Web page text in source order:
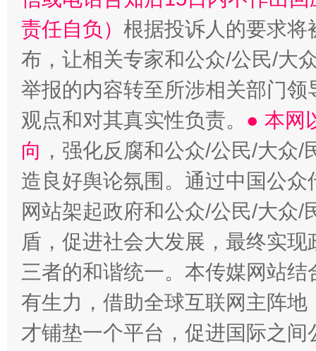
责任自负） 根据投诉人的要求将
布，让相关专家和公众/公民/大
举报的内容转至所涉相关部门
观点和对其真实性负责。 ● 本网
向 ，强化反腐和公众/公民/大众
造良好舆论氛围。通过中国公
网站架起政府和公众/公民/大众
盾，促进社会大发展，最终实
三者的和谐统一。本传媒网站
有生力，借助全球互联网主阵
才铺垫一个平台，促进国际之